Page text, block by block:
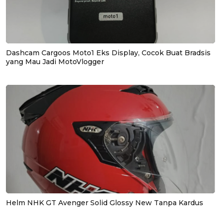
Dashcam Cargoos Moto1 Eks Display, Cocok Buat Bradsis
yang Mau Jadi MotoVlogger
Helm NHK GT Avenger Solid Glossy New Tanpa Kardus